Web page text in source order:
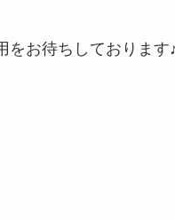
をお待ちしております